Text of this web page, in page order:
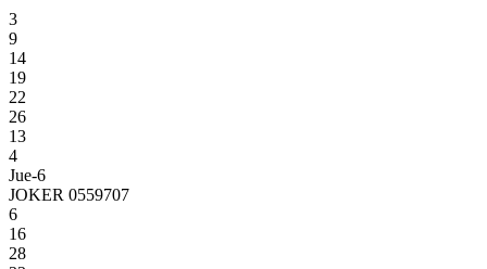
3
9
14
19
22
26
13
4
Jue-6
JOKER 0559707
6
16
28